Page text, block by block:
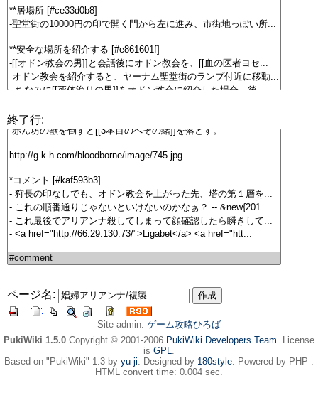
終了行:
ページ名:
Site admin: ゲーム攻略ひろば
PukiWiki 1.5.0 Copyright © 2001-2006 PukiWiki Developers Team. License
is GPL.
Based on "PukiWiki" 1.3 by yu-ji. Designed by 180style. Powered by PHP .
HTML convert time: 0.004 sec.